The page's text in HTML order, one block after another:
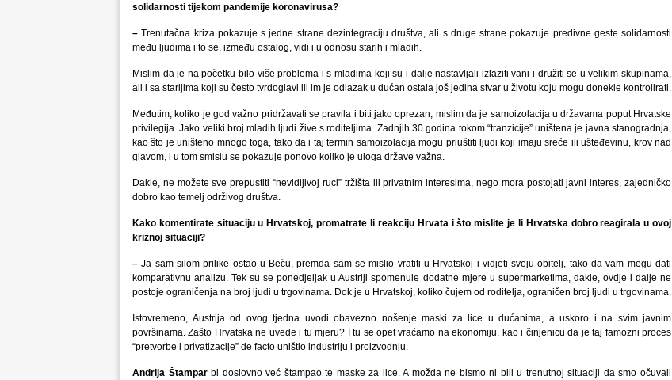
solidarnosti tijekom pandemije koronavirusa?
–Trenutačna kriza pokazuje s jedne strane dezintegraciju društva, ali s druge strane pokazuje predivne geste solidarnosti
među ljudima i to se, između ostalog, vidi i u odnosu starih i mladih.
Mislim da je na početku bilo više problema i s mladima koji su i dalje nastavljali izlaziti vani i družiti se u velikim skupinama,
ali i sa starijima koji su često tvrdoglavi ili im je odlazak u dućan ostala još jedina stvar u životu koju mogu donekle kontrolirati.
Međutim, koliko je god važno pridržavati se pravila i biti jako oprezan, mislim da je samoizolacija u državama poput Hrvatske
privilegija. Jako veliki broj mladih ljudi žive s roditeljima. Zadnjih 30 godina tokom “tranzicije” uništena je javna stanogradnja,
kao što je uništeno mnogo toga, tako da i taj termin samoizolacija mogu priuštiti ljudi koji imaju sreće ili ušteđevinu, krov nad
glavom, i u tom smislu se pokazuje ponovo koliko je uloga države važna.
Dakle, ne možete sve prepustiti “nevidljivoj ruci” tržišta ili privatnim interesima, nego mora postojati javni interes, zajedničko
dobro kao temelj održivog društva.
Kako komentirate situaciju u Hrvatskoj, promatrate li reakciju Hrvata i što mislite je li Hrvatska dobro reagirala u ovoj
kriznoj situaciji?
–Ja sam silom prilike ostao u Beču, premda sam se mislio vratiti u Hrvatskoj i vidjeti svoju obitelj, tako da vam mogu dati
komparativnu analizu. Tek su se ponedjeljak u Austriji spomenule dodatne mjere u supermarketima, dakle, ovdje i dalje ne
postoje ograničenja na broj ljudi u trgovinama. Dok je u Hrvatskoj, koliko čujem od roditelja, ograničen broj ljudi u trgovinama.
Istovremeno, Austrija od ovog tjedna uvodi obavezno nošenje maski za lice u dućanima, a uskoro i na svim javnim
površinama. Zašto Hrvatska ne uvede i tu mjeru? I tu se opet vraćamo na ekonomiju, kao i činjenicu da je taj famozni proces
“pretvorbe i privatizacije” de facto uništio industriju i proizvodnju.
Andrija Štamparbi doslovno već štampao te maske za lice. A možda ne bismo ni bili u trenutnoj situaciji da smo očuvali